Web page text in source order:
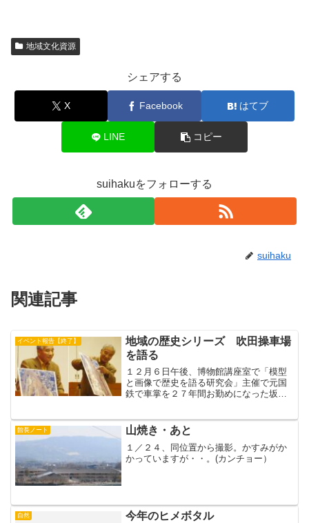
地域文化資源
シェアする
X Facebook はてブ
LINE コピー
suihakuをフォローする
suihaku
関連記事
イベント報告【終了】
地域の歴史シリーズ 吹田操車場
を語る
１２月６日午後、博物館講座室で「模型
と画像で歴史を語る研究会」主催で元国
鉄で車掌を２７年間お勤めになった坂本
第一次世界大戦による軍需景気で国鉄(当
時鉄道省)の旅客...
館長ノート 山焼き・あと
１／２４、同位置から撮影。かすみがか
かっていますが・・。(カンチョー）
自然 今年のヒメボタル